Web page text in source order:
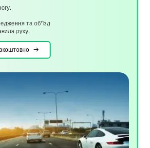
та об'їзд
руху.